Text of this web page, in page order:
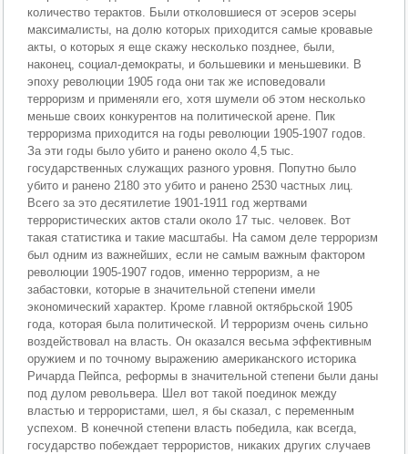
количество терактов. Были отколовшиеся от эсеров эсеры
максималисты, на долю которых приходится самые кровавые
акты, о которых я еще скажу несколько позднее, были,
наконец, социал-демократы, и большевики и меньшевики. В
эпоху революции 1905 года они так же исповедовали
терроризм и применяли его, хотя шумели об этом несколько
меньше своих конкурентов на политической арене. Пик
терроризма приходится на годы революции 1905-1907 годов.
За эти годы было убито и ранено около 4,5 тыс.
государственных служащих разного уровня. Попутно было
убито и ранено 2180 это убито и ранено 2530 частных лиц.
Всего за это десятилетие 1901-1911 год жертвами
террористических актов стали около 17 тыс. человек. Вот
такая статистика и такие масштабы. На самом деле терроризм
был одним из важнейших, если не самым важным фактором
революции 1905-1907 годов, именно терроризм, а не
забастовки, которые в значительной степени имели
экономический характер. Кроме главной октябрьской 1905
года, которая была политической. И терроризм очень сильно
воздействовал на власть. Он оказался весьма эффективным
оружием и по точному выражению американского историка
Ричарда Пейпса, реформы в значительной степени были даны
под дулом револьвера. Шел вот такой поединок между
властью и террористами, шел, я бы сказал, с переменным
успехом. В конечной степени власть победила, как всегда,
государство побеждает террористов, никаких других случаев